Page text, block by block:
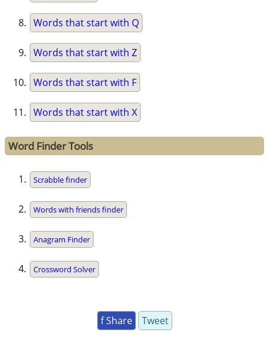
Words that start with Q
Words that start with Z
Words that start with F
Words that start with X
Word Finder Tools
Scrabble finder
Words with friends finder
Anagram Finder
Crossword Solver
f Share Tweet